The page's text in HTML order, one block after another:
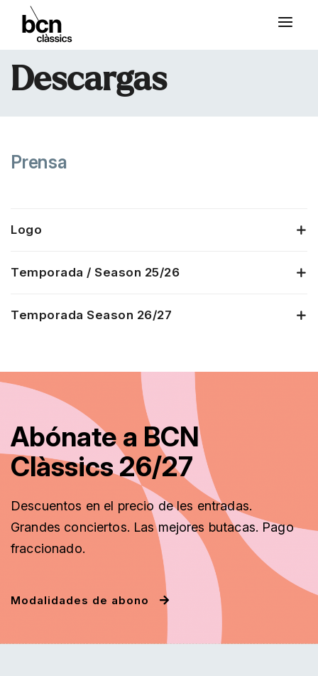
Descargas
Prensa
Logo
Temporada / Season 25/26
Temporada Season 26/27
Abónate a BCN
Clàssics 26/27
Descuentos en el precio de les entradas.
Grandes conciertos. Las mejores butacas. Pago
fraccionado.
Modalidades de abono